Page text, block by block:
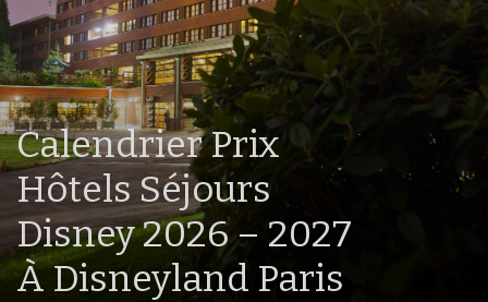
Calendrier Prix
Hôtels Séjours
Disney 2026 – 2027
À Disneyland Paris